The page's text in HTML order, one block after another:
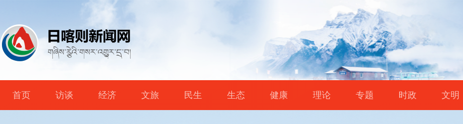
首页 访谈 经济 文旅 民生 生态 健康 理论 专题 时政 文明